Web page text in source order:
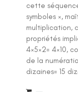
cette
symboles ×,
multiplication,
propriétés
4×5×2= 4×10,
de la
dizaines= 15